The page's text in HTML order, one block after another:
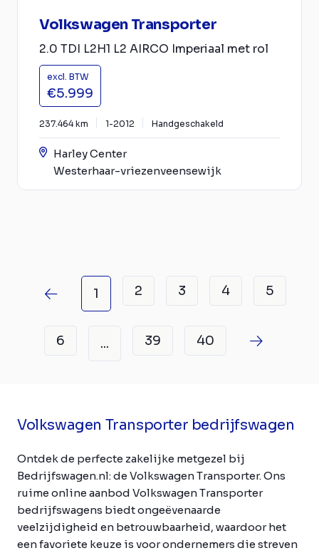
Volkswagen Transporter
2.0 TDI L2H1 L2 AIRCO Imperiaal met rol
excl. BTW
€5.999
237.464 km 1-2012 Handgeschakeld
Harley Center
Westerhaar-vriezenveensewijk
1 2 3 4 5
6 ... 39 40
Volkswagen Transporter bedrijfswagen
Ontdek de perfecte zakelijke metgezel bij
Bedrijfswagen.nl: de Volkswagen Transporter. Ons
ruime online aanbod Volkswagen Transporter
bedrijfswagens biedt ongeëvenaarde
veelzijdigheid en betrouwbaarheid, waardoor het
een favoriete keuze is voor ondernemers die streven